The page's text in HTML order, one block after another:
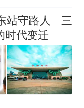
站守路人｜三
时代变迁